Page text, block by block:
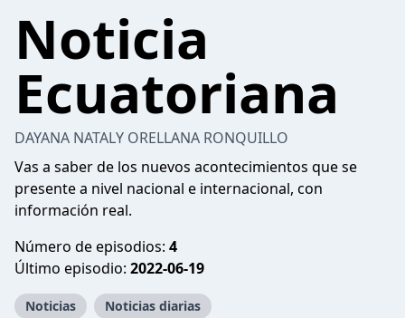
Noticia
Ecuatoriana
DAYANA NATALY ORELLANA RONQUILLO
Vas a saber de los nuevos acontecimientos que se
presente a nivel nacional e internacional, con
información real.
Número de episodios: 4
Último episodio: 2022-06-19
Noticias Noticias diarias